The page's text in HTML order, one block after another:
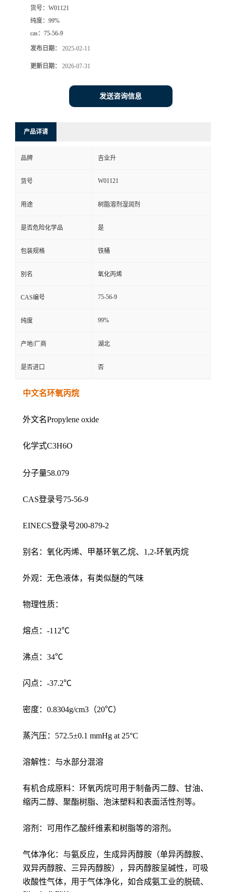
货号： W01121
纯度： 99%
cas： 75-56-9
发布日期： 2025-02-11
更新日期： 2026-07-31
发送咨询信息
产品详请
品牌 吉业升
货号 W01121
用途 树脂溶剂湿润剂
是否危险化学品 是
包装规格 铁桶
别名 氧化丙烯
CAS编号 75-56-9
纯度 99%
产地/厂商 湖北
是否进口 否
中文名环氧丙烷
外文名Propylene oxide
化学式C3H6O
分子量58.079
CAS登录号75-56-9
EINECS登录号200-879-2
别名：氧化丙烯、甲基环氧乙烷、1,2-环氧丙烷
外观：无色液体，有类似醚的气味
物理性质：
熔点：-112℃
沸点：34℃
闪点：-37.2℃
密度：0.8304g/cm3（20℃）
蒸汽压：572.5±0.1 mmHg at 25°C
溶解性：与水部分混溶
有机合成原料：环氧丙烷可用于制备丙二醇、甘油、
缩丙二醇、聚酯树脂、泡沫塑料和表面活性剂等。
溶剂：可用作乙酸纤维素和树脂等的溶剂。
气体净化：与氨反应，生成异丙醇胺（单异丙醇胺、
双异丙醇胺、三异丙醇胺），异丙醇胺呈碱性，可吸
收酸性气体，用于气体净化，如合成氨工业的脱硫、